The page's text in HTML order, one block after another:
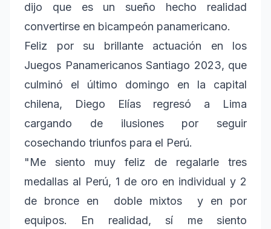
dijo que es un sueño hecho realidad
convertirse en bicampeón panamericano.
Feliz por su brillante actuación en los
Juegos Panamericanos Santiago 2023, que
culminó el último domingo en la capital
chilena, Diego Elías regresó a Lima
cargando de ilusiones por seguir
cosechando triunfos para el Perú.
"Me siento muy feliz de regalarle tres
medallas al Perú, 1 de oro en individual y 2
de bronce en doble mixtos y en por
equipos. En realidad, sí me siento